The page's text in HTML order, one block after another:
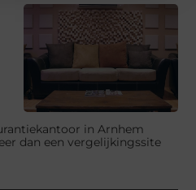
in Arnhem
dan een vergelijkingssite